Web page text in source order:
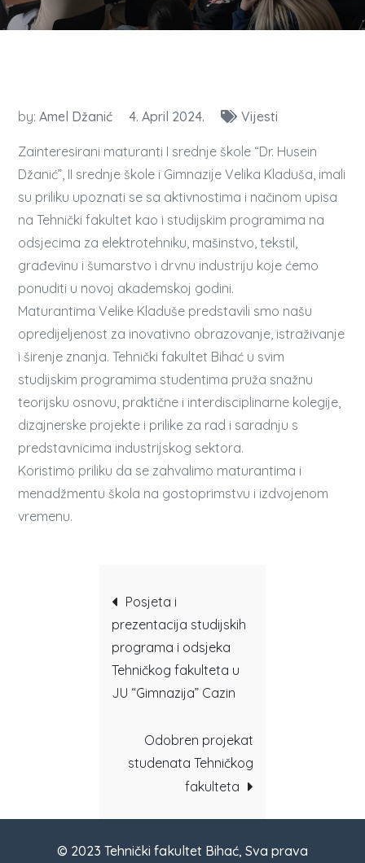
by:Amel Džanić 4. April 2024. Vijesti
Zainteresirani maturanti I srednje škole “Dr. Husein
Džanić”, II srednje škole i Gimnazije Velika Kladuša, imali
su priliku upoznati se sa aktivnostima i načinom upisa
na Tehnički fakultet kao i studijskim programima na
odsjecima za elektrotehniku, mašinstvo, tekstil,
građevinu i šumarstvo i drvnu industriju koje ćemo
ponuditi u novoj akademskoj godini.
Maturantima Velike Kladuše predstavili smo našu
opredijeljenost za inovativno obrazovanje, istraživanje
i širenje znanja. Tehnički fakultet Bihać u svim
studijskim programima studentima pruža snažnu
teorijsku osnovu, praktične i interdisciplinarne kolegije,
dizajnerske projekte i prilike za rad i saradnju s
predstavnicima industrijskog sektora.
Koristimo priliku da se zahvalimo maturantima i
menadžmentu škola na gostoprimstvu i izdvojenom
vremenu.
Post
navigation
Posjeta i
prezentacija studijskih
programa i odsjeka
Tehničkog fakulteta u
JU “Gimnazija” Cazin
Odobren projekat
studenata Tehničkog
fakulteta
© 2023 Tehnički fakultet Bihać, Sva prava